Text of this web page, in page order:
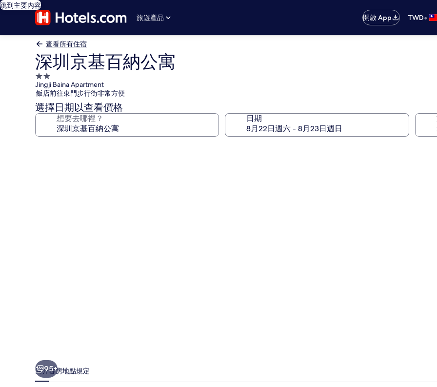
跳到主要內容
旅遊產品
開啟 App TWD•
查看所有住宿
深圳京基百納公寓
2.0
星
級
住
宿
Jingji Baina Apartment
飯店前往東門步行街非常方便
選擇日期以查看價格
想要去哪裡？ 日期
95+
簡介客房地點規定